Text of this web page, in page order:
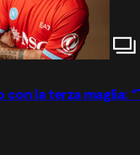
con la terza maglia: